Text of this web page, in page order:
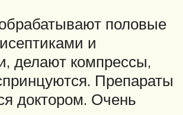
половые
и
делают компрессы,
Препараты
доктором. Очень